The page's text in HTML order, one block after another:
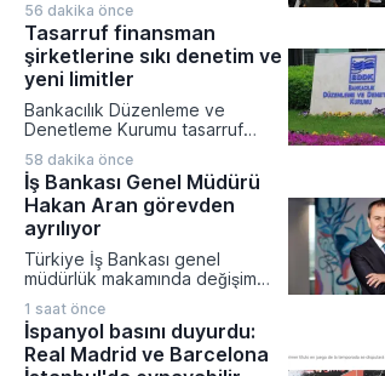
beklentilerinin altında bir
performans sergiledi. İşgücüne
katılım oranının 2021 başından bu
yana en düşük seviyeye inmesi,
işsizlik rakamlarındaki bu
düşüşün temel belirleyicisi oldu.
56 dakika önce
Tasarruf finansman
şirketlerine sıkı denetim ve
yeni limitler
Bankacılık Düzenleme ve
Denetleme Kurumu tasarruf
alanlarını ve sözleşme limitlerini
yeniden düzenleyen kapsamlı
bir karara imza attı. Yeni
düzenlemeyle birlikte fon
havuzlarındaki kaynakların
yönetimi sıkılaştırılırken,
vatandaşların imzalayabileceği
sözleşme tutarları ve sayıları
güncellenen limitlerle kayıt altına
alındı.
58 dakika önce
İş Bankası Genel Müdürü
Hakan Aran görevden
ayrılıyor
Türkiye İş Bankası genel
müdürlük makamında değişim
Genel Müdür Hakan Aran'ın yeni
görevine geçmesi planlanıyor.
Bloomberg tarafından paylaşılan
1 saat önce
İspanyol basını duyurdu:
Real Madrid ve Barcelona